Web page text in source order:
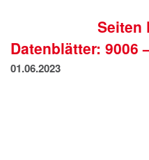
DATENSCHUTZSeiten
Datenblätter: 9006
01.06.2023